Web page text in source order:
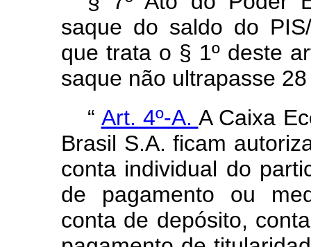
saque do saldo do
que trata o § 1º deste
saque não ultrapasse
“ Art. 4º-A. A Caixa
Brasil S.A. ficam
conta individual do
de pagamento ou
conta de depósito,